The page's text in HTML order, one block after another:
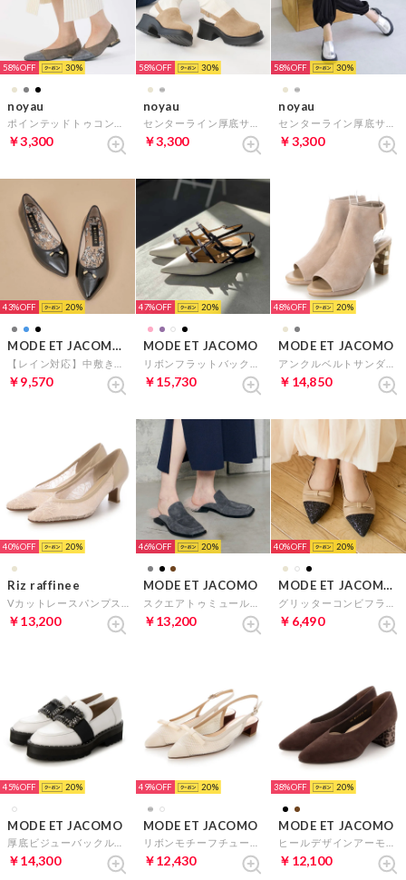
58% 30
noyau
￥3,300
58% 30
noyau
￥3,300
58% 30
noyau
￥3,300
43% 20
MODE ET JACOMO carino
￥9,570
47% 20
MODE ET JACOMO
￥15,730
48% 20
MODE ET JACOMO
￥14,850
40% 20
Riz raffinee
￥13,200
46% 20
MODE ET JACOMO
￥13,200
40% 20
MODE ET JACOMO carino
￥6,490
45% 20
MODE ET JACOMO
￥14,300
49% 20
MODE ET JACOMO
￥12,430
38% 20
MODE ET JACOMO
￥12,100